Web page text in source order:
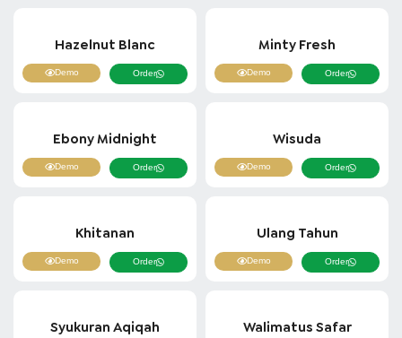
Hazelnut Blanc
Demo Order
Minty Fresh
Demo Order
Ebony Midnight
Demo Order
Wisuda
Demo Order
Khitanan
Demo Order
Ulang Tahun
Demo Order
Syukuran Aqiqah Walimatus Safar